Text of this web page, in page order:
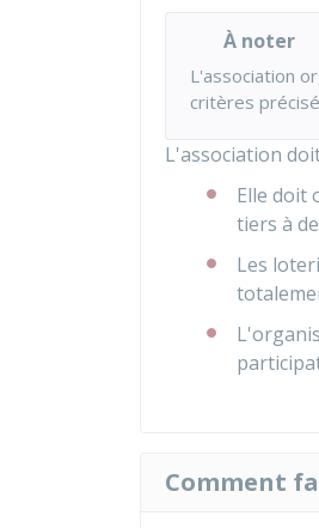
À noter
L'association
critères
L'association
Elle doit
tiers à
Les
Comment